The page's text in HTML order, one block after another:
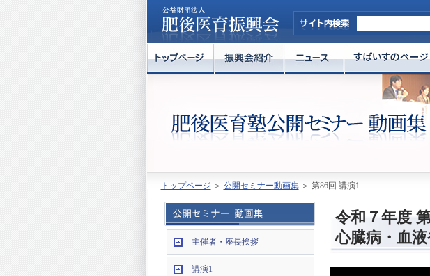
トップページ ＞ 公開セミナー動画集＞ 第86回 講演1
主催者・座長挨拶
講演1
令和７年度
心臓病・血液